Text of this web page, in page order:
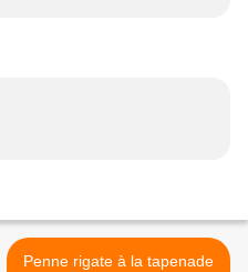
Penne rigate à la tapenade